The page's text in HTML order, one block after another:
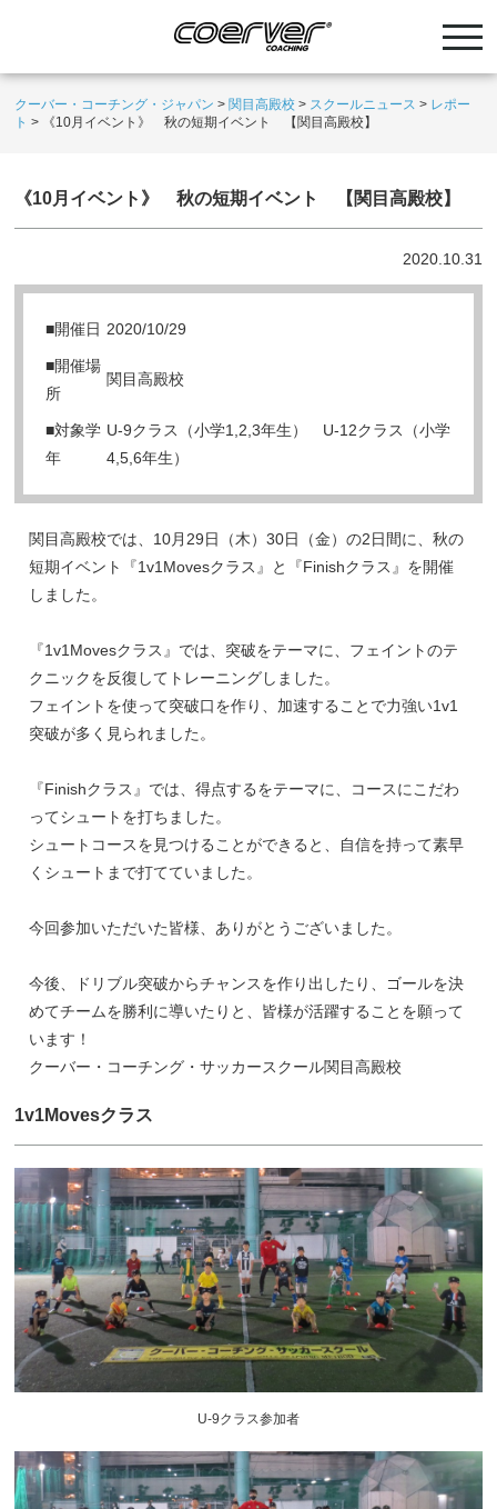
クーバー・コーチング・ジャパン > 関目高殿校 > スクールニュース > レポー
ト > 《10月イベント》 秋の短期イベント 【関目高殿校】
《10月イベント》 秋の短期イベント 【関目高殿校】
2020.10.31
■開催日 2020/10/29
■開催場
所
関目高殿校
■対象学
年
U-9クラス（小学1,2,3年生） U-12クラス（小学
4,5,6年生）
関目高殿校では、10月29日（木）30日（金）の2日間に、秋の
短期イベント『1v1Movesクラス』と『Finishクラス』を開催
しました。
『1v1Movesクラス』では、突破をテーマに、フェイントのテ
クニックを反復してトレーニングしました。
フェイントを使って突破口を作り、加速することで力強い1v1
突破が多く見られました。
『Finishクラス』では、得点するをテーマに、コースにこだわ
ってシュートを打ちました。
シュートコースを見つけることができると、自信を持って素早
くシュートまで打てていました。
今回参加いただいた皆様、ありがとうございました。
今後、ドリブル突破からチャンスを作り出したり、ゴールを決
めてチームを勝利に導いたりと、皆様が活躍することを願って
います！
クーバー・コーチング・サッカースクール関目高殿校
1v1Movesクラス
U-9クラス参加者